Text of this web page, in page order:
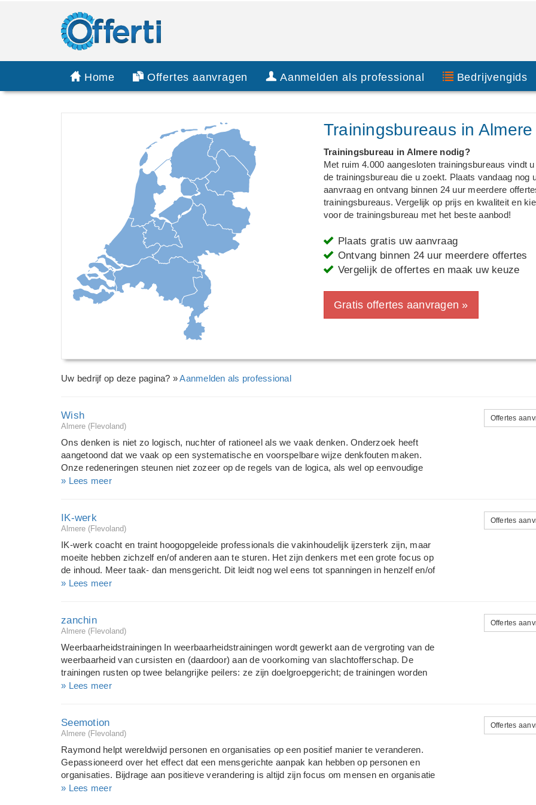
Home Offertes aanvragen Aanmelden als professional Bedrijvengids
Trainingsbureaus in Almere
Trainingsbureau in Almere nodig?
Met ruim 4.000 aangesloten trainingsbureaus vindt
de trainingsbureau die u zoekt. Plaats vandaag nog
aanvraag en ontvang binnen 24 uur meerdere
trainingsbureaus. Vergelijk op prijs en kwaliteit en
voor de trainingsbureau met het beste aanbod!
Plaats gratis uw aanvraag
Ontvang binnen 24 uur meerdere offertes
Vergelijk de offertes en maak uw keuze
Gratis offertes aanvragen »
Uw bedrijf op deze pagina? »Aanmelden als professional
Wish
Almere (Flevoland)
Ons denken is niet zo logisch, nuchter of rationeel als we vaak denken. Onderzoek heeft
aangetoond dat we vaak op een systematische en voorspelbare wijze denkfouten maken.
Onze redeneringen steunen niet zozeer op de regels van de logica, als wel op eenvoudige
denkstrategieën die leiden tot vooroordelen en illusies. WISH richt zich op het ontwikkelen en
leeftijdsgroepen en aan mensen met verschillende achtergronden. WISH zorgt dat mensen
zich bewust worden van hun kwaliteiten en het inzicht krijgen dat er altijd keuzes zijn, maar
dat consequenties ons doen geloven dat er geen keuze is. Na het volgen van een training of
workshop zal men beter in staat zijn om verantwoording te nemen voor de gemaakte keuzes.
Verschillende denktechnieken behee...
» Lees meer
Offertes
IK-werk
Almere (Flevoland)
IK-werk coacht en traint hoogopgeleide professionals die vakinhoudelijk ijzersterk zijn, maar
moeite hebben zichzelf en/of anderen aan te sturen. Het zijn denkers met een grote focus op
de inhoud. Meer taak- dan mensgericht. Dit leidt nog wel eens tot spanningen in henzelf en/of
met de omgeving. Ze hebben de wens om meer ontspannen en in harmonie met hun
trainen van professionals. Doel is vaak het vergroten van gespreksvaardigheden, sociale
vaardigheden en vaardigheden in zelfmanagement voor een grotere klanttevredenheid en om
uitval op het werk te voorkomen. Specialiteiten: Coaching bij stress en uitputtingsklachten
(burnout) Training: gespreksvaardigheden, assertiviteit, omgaan met lastige klanten/agressie,
stresshantering, timemanagement en voor mana...
» Lees meer
Offertes
zanchin
Almere (Flevoland)
Weerbaarheidstrainingen In weerbaarheidstrainingen wordt gewerkt aan de vergroting van de
weerbaarheid van cursisten en (daardoor) aan de voorkoming van slachtofferschap. De
trainingen rusten op twee belangrijke peilers: ze zijn doelgroepgericht; de trainingen worden
zowel wat betreft de themas die behandeld worden als wat betreft de gekozen werkvormen
wijze aan mentale doelen gewerkt. In de trainingen wordt gewerkt aan de vergroting van
eigen waarde en er worden in alle gevallen meerdere gedragsalternatieven om te voorkomen
dat je slachtoffer wordt van grensoverschrijdend gedrag behandeld. De huidige wijze van
werken is het resultaat van een jarenlange methodiekontwikkeling. De trainingen bestaan,
afhankelijk van de doelgroep, uit gemiddeld 12 tot 20 le...
» Lees meer
Offertes
Seemotion
Almere (Flevoland)
Raymond helpt wereldwijd personen en organisaties op een positief manier te veranderen.
Gepassioneerd over het effect dat een mensgerichte aanpak kan hebben op personen en
organisaties. Bijdrage aan positieve verandering is altijd zijn focus om mensen en organisatie
naar een hoger platform te brengen. Vanuit zijn achtergrond in IT heeft Raymond gewerkt
» Lees meer
Offertes